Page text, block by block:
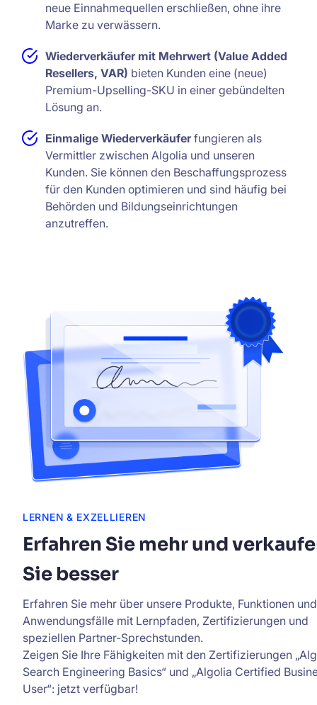
neue Einnahmequellen erschließen, ohne ihre
Marke zu verwässern.
Wiederverkäufer mit Mehrwert (Value Added
Resellers, VAR) bieten Kunden eine (neue)
Premium-Upselling-SKU in einer gebündelten
Lösung an.
Einmalige Wiederverkäufer fungieren als
Vermittler zwischen Algolia und unseren
Kunden. Sie können den Beschaffungsprozess
für den Kunden optimieren und sind häufig bei
Behörden und Bildungseinrichtungen
anzutreffen.
LERNEN & EXZELLIEREN
Erfahren Sie mehr und
Sie besser
Erfahren Sie mehr über unsere Produkte, Funktionen und
Anwendungsfälle mit Lernpfaden, Zertifizierungen und
speziellen Partner-Sprechstunden.
Zeigen Sie Ihre Fähigkeiten mit den Zertifizierungen
Search Engineering Basics“ und „Algolia Certified
User“: jetzt verfügbar!